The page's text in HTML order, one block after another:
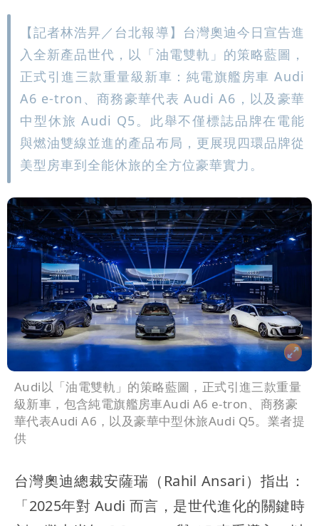
【記者林浩昇／台北報導】台灣奧迪今日宣告進
入全新產品世代，以「油電雙軌」的策略藍圖，
正式引進三款重量級新車：純電旗艦房車 Audi
A6 e-tron、商務豪華代表 Audi A6，以及豪華
中型休旅 Audi Q5。此舉不僅標誌品牌在電能
與燃油雙線並進的產品布局，更展現四環品牌從
美型房車到全能休旅的全方位豪華實力。
Audi以「油電雙軌」的策略藍圖，正式引進三款重量
級新車，包含純電旗艦房車Audi A6 e-tron、商務豪
華代表Audi A6，以及豪華中型休旅Audi Q5。業者提
供
台灣奧迪總裁安薩瑞（Rahil Ansari）指出：
「2025年對 Audi 而言，是世代進化的關鍵時